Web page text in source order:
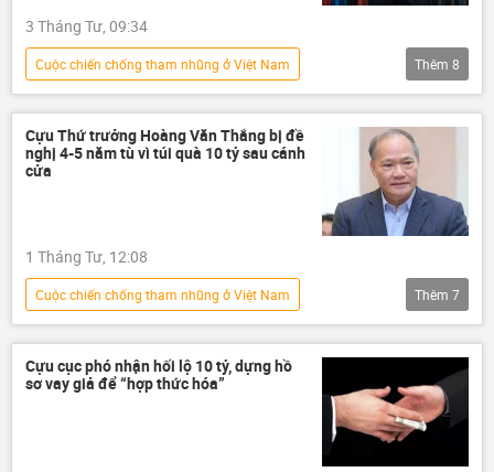
3 Tháng Tư, 09:34
Сuộc chiến chống tham nhũng ở Việt Nam
Việt Nam
tham nhũng vặt
tham nhũng
Tham ô tài sản
tham ô
môi trường
Thêm 8
Cựu Thứ trưởng Hoàng Văn Thắng bị đề
nghị 4-5 năm tù vì túi quà 10 tỷ sau cánh
cửa
1 Tháng Tư, 12:08
Сuộc chiến chống tham nhũng ở Việt Nam
Việt Nam
tham nhũng vặt
tham nhũng
Tham ô tài sản
tham ô
thông tin
Thêm 7
Cựu cục phó nhận hối lộ 10 tỷ, dựng hồ
sơ vay giả để “hợp thức hóa”